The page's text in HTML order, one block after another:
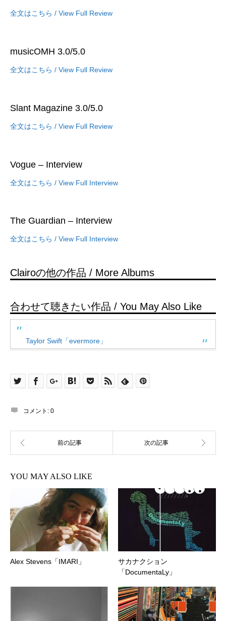
全文はこちら / View Full Review
musicOMH 3.0/5.0
全文はこちら / View Full Review
Slant Magazine 3.0/5.0
全文はこちら / View Full Review
Vogue – Interview
全文はこちら / View Full Interview
The Guardian – Interview
全文はこちら / View Full Interview
Clairoの他の作品 / More Albums
合わせて聴きたい作品 / You May Also Like
Taylor Swift「evermore」
コメント: 0
YOU MAY ALSO LIKE
Alex Stevens「IMARI」
サカナクション
「DocumentaLy」